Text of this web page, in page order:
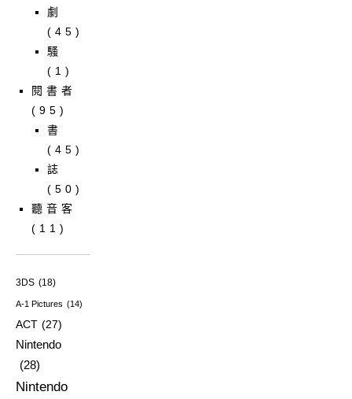
劇
(45)
騷
(1)
閱書者
(95)
書
(45)
誌
(50)
聽音客
(11)
3DS (18)
A-1 Pictures (14)
ACT (27)
Nintendo
(28)
Nintendo